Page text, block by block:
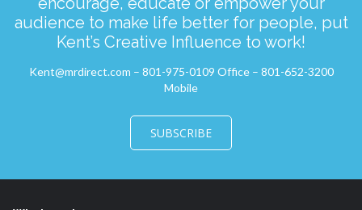
audience to make life better for people, put
Kent’s Creative Influence to work!
Kent@mrdirect.com – 801-975-0109 Office – 801-652-3200
Mobile
SUBSCRIBE